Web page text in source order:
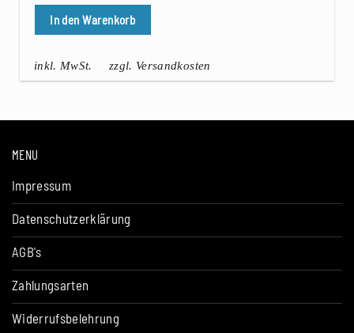
In den Warenkorb
inkl. MwSt. zzgl. Versandkosten
MENU
Impressum
Datenschutzerklärung
AGB's
Zahlungsarten
Widerrufsbelehrung